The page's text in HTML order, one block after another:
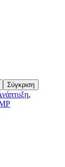
Σύγκριση
,